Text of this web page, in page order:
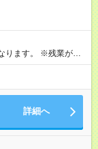
ります。 ※残業があ
間） ※現場が早く終
詳細へ